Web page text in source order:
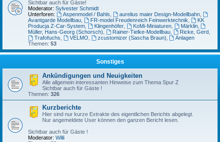
Sichtbar auch für Gäste!
Moderator: Sylvester Schmidt
Unterforen:
Aspenmodel / Bahls aurelius maier Design-Modellbahn,
Avantgarde Modellbau
FR-model Freudenreich Feinwerktechnik
KK
Producja Z-Car-System
Klingenhöfer, KoMi-Miniaturen, Märklin,
Müller, Hans-Georg (Schorsch)
Rainer-Tielke-Modellbau, Ricke, Gerd,
Trafofuchs
VELMO zcustomizer (Sascha Braun)
Anlagen
Themen: 53
Sonstiges
Ankündigungen und Neuigkeiten
Alle allgemein interessanten Hinweise zum Thema Spur Z
Sichtbar auch für Gäste !
Themen: 326
Kurzberichte
Hier sind nur kurze Extrakte des eigentlichen Berichts abgelegt.
Nur angemeldete User können den ganzen Bericht lesen.
Sichtbar auch für Gäste !
Moderator: Willi